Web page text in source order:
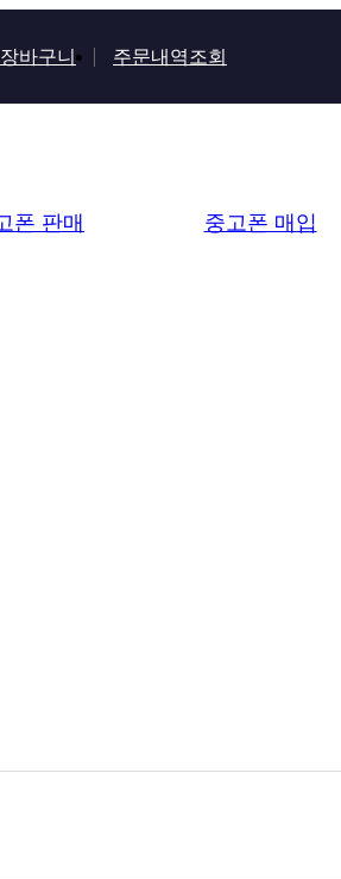
장바구니 주문내역조회
폰 판매 중고폰 매입